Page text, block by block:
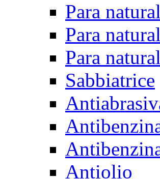
Para
Para
Para
Sabbiatrice
Antiolio